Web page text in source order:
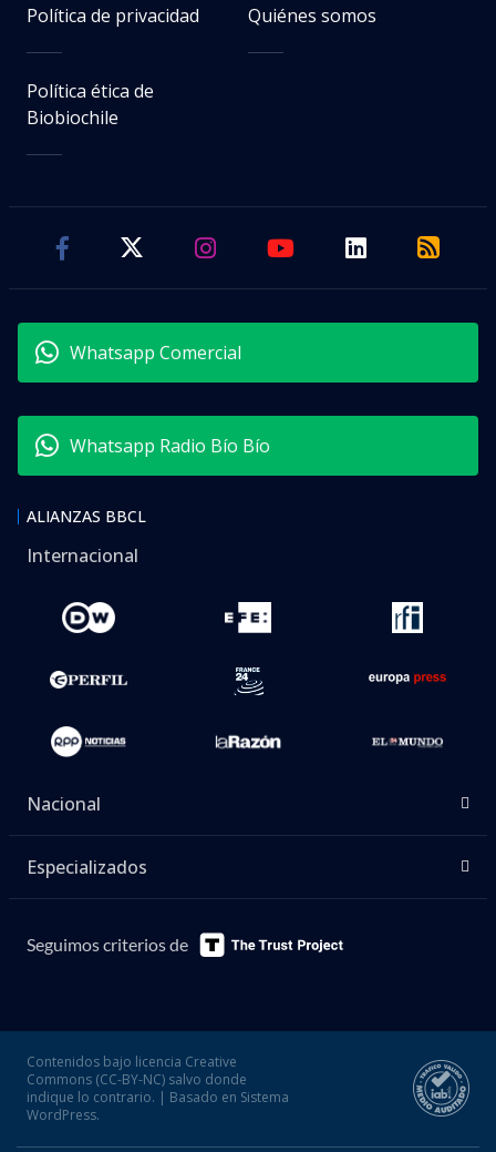
Política de privacidad Quiénes somos
Política ética de
Biobiochile
Whatsapp Comercial
Whatsapp Radio Bío Bío
ALIANZAS BBCL
Internacional
Nacional
Especializados
Seguimos criterios de
Contenidos bajo licencia Creative
Commons (CC-BY-NC) salvo donde
indique lo contrario. | Basado en Sistema
WordPress.